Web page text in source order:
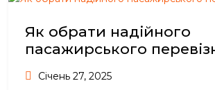
Як обрати надійного
пасажирського
Січень 27, 2025